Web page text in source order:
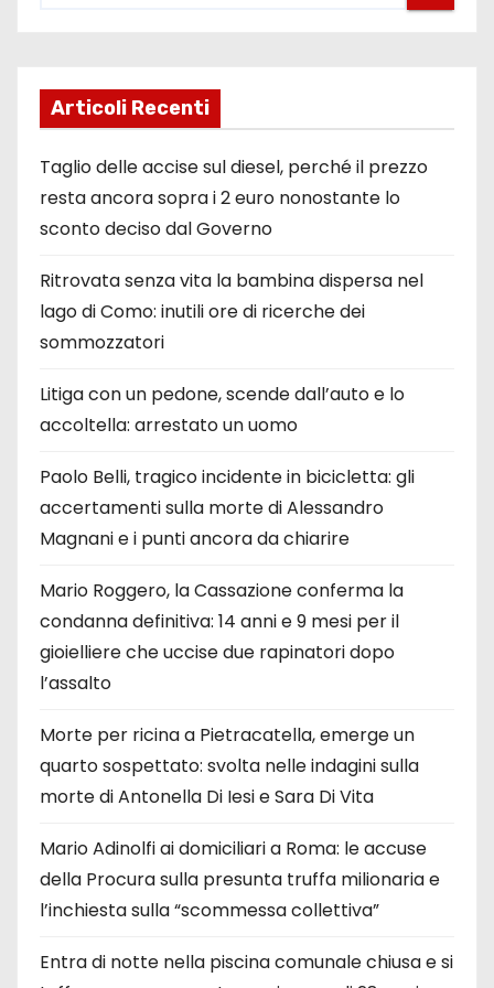
Articoli Recenti
Taglio delle accise sul diesel, perché il prezzo
resta ancora sopra i 2 euro nonostante lo
sconto deciso dal Governo
Ritrovata senza vita la bambina dispersa nel
lago di Como: inutili ore di ricerche dei
sommozzatori
Litiga con un pedone, scende dall’auto e lo
accoltella: arrestato un uomo
Paolo Belli, tragico incidente in bicicletta: gli
accertamenti sulla morte di Alessandro
Magnani e i punti ancora da chiarire
Mario Roggero, la Cassazione conferma la
condanna definitiva: 14 anni e 9 mesi per il
gioielliere che uccise due rapinatori dopo
l’assalto
Morte per ricina a Pietracatella, emerge un
quarto sospettato: svolta nelle indagini sulla
morte di Antonella Di Iesi e Sara Di Vita
Mario Adinolfi ai domiciliari a Roma: le accuse
della Procura sulla presunta truffa milionaria e
l’inchiesta sulla “scommessa collettiva”
Entra di notte nella piscina comunale chiusa e si